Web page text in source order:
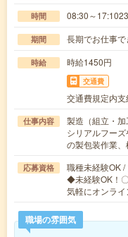
時間 08:30～
期間 長期でお仕事で
時給 時給1450円
交通費
交通費規定内支
仕事内容
製造（組立・加
シリアルフー
の製包装作業
応募資格
職種未経験OK
◆未経験OK！
気軽にオンラ
職場の雰囲気